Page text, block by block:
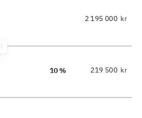
kr
10 % kr